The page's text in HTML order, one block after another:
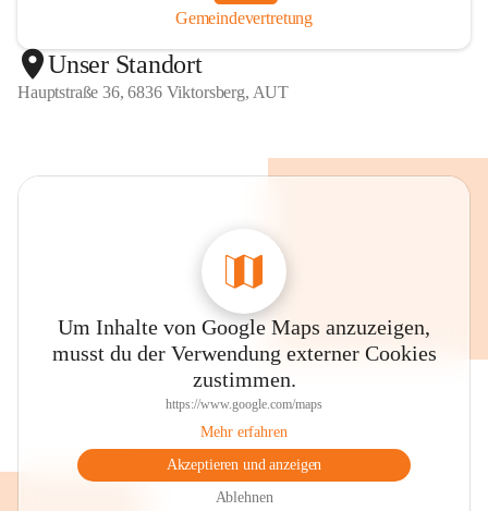
Gemeindevertretung
Unser Standort
Hauptstraße 36, 6836 Viktorsberg, AUT
Um Inhalte von Google Maps anzuzeigen,
musst du der Verwendung externer Cookies
zustimmen.
https://www.google.com/maps
Mehr erfahren
Akzeptieren und anzeigen
Ablehnen